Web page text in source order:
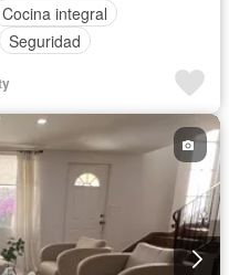
Cocina integral
Seguridad